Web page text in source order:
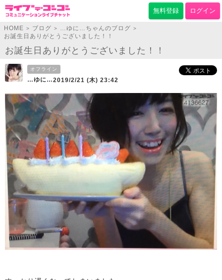
無料登録 ログイン
HOME > ブログ > …ゆに…ちゃんのブログ >
お誕生日ありがとうございました！！
お誕生日ありがとうございました！！
オフライン
…ゆに…2019/2/21 (木) 23:42